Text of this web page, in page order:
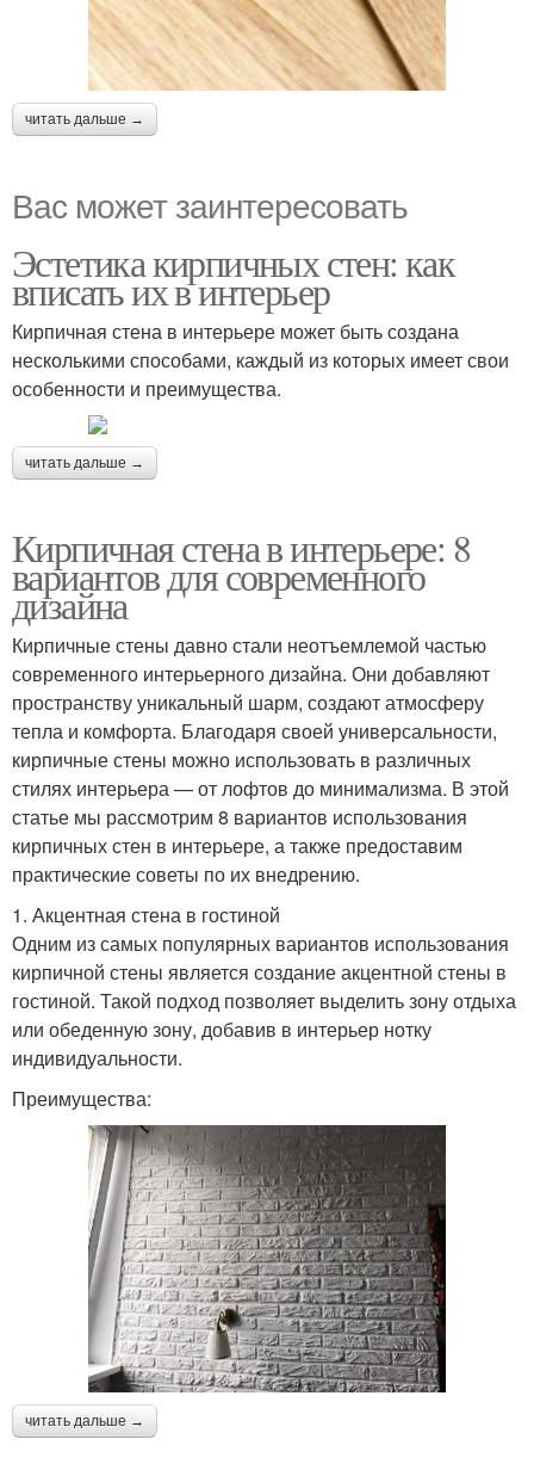
читать дальше →
Вас может заинтересовать
Эстетика кирпичных стен: как
вписать их в интерьер
Кирпичная стена в интерьере может быть создана
несколькими способами, каждый из которых имеет свои
особенности и преимущества.
читать дальше →
Кирпичная стена в интерьере: 8
вариантов для современного
дизайна
Кирпичные стены давно стали неотъемлемой частью
современного интерьерного дизайна. Они добавляют
пространству уникальный шарм, создают атмосферу
тепла и комфорта. Благодаря своей универсальности,
кирпичные стены можно использовать в различных
стилях интерьера — от лофтов до минимализма. В этой
статье мы рассмотрим 8 вариантов использования
кирпичных стен в интерьере, а также предоставим
практические советы по их внедрению.
1. Акцентная стена в гостиной
Одним из самых популярных вариантов использования
кирпичной стены является создание акцентной стены в
гостиной. Такой подход позволяет выделить зону отдыха
или обеденную зону, добавив в интерьер нотку
индивидуальности.
Преимущества:
читать дальше →